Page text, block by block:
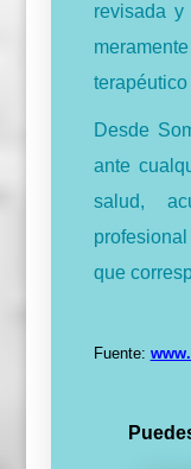
revisada y
Desde
ante
salud,
que
Fuente: